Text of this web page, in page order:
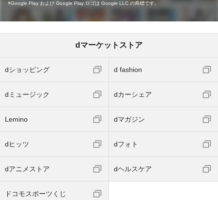
Google Play および Google Play ロゴは Google LLC の商標です。
dマーケットストア
dショッピング d fashion
dミュージック dカーシェア
Lemino dマガジン
dヒッツ dフォト
dアニメストア dヘルスケア
ドコモスポーツくじ